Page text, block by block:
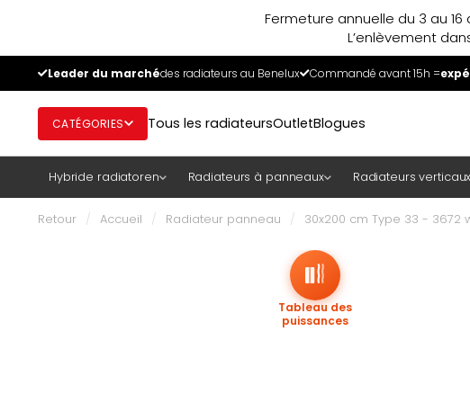
Fermeture annuelle du 3 au
L’enlèvement
Leader du marchédes radiateurs au Benelux Commandé avant 15h =
CATÉGORIES Tous les radiateursOutletBlogues
Hybride radiatoren Radiateurs à panneaux Radiateurs
Retour / Accueil / Radiateur panneau / 30x200 cm Type 33 - 3672
Tableau des
puissances